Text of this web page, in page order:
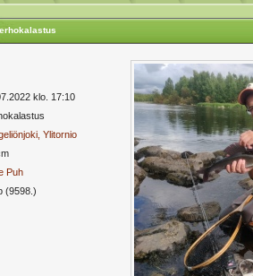
klo. 17:10
Ylitornio
Puh
(9598.)